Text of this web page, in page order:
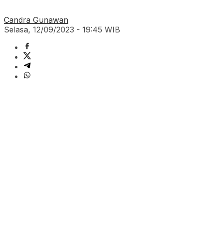
Candra Gunawan
Selasa, 12/09/2023 - 19:45 WIB